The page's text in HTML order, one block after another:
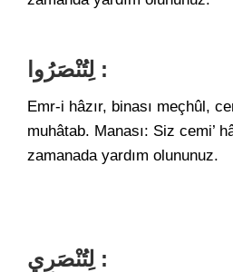
لِتُنْصَرُوا :
Emr-i hâzır, binası meçhûl,
muhâtab. Manası: Siz cemi’
zamanada yardım olununuz.
لِتُنْصَرِي :